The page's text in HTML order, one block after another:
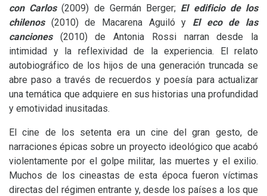
con Carlos(2009) de Germán Berger; El edificio de los
chilenos (2010) de Macarena Aguiló y El eco de las
canciones(2010) de Antonia Rossi narran desde la
intimidad y la reflexividad de la experiencia. El relato
autobiográfico de los hijos de una generación truncada se
abre paso a través de recuerdos y poesía para actualizar
una temática que adquiere en sus historias una profundidad
y emotividad inusitadas.
El cine de los setenta era un cine del gran gesto, de
narraciones épicas sobre un proyecto ideológico que acabó
violentamente por el golpe militar, las muertes y el exilio.
Muchos de los cineastas de esta época fueron víctimas
directas del régimen entrante y, desde los países a los que